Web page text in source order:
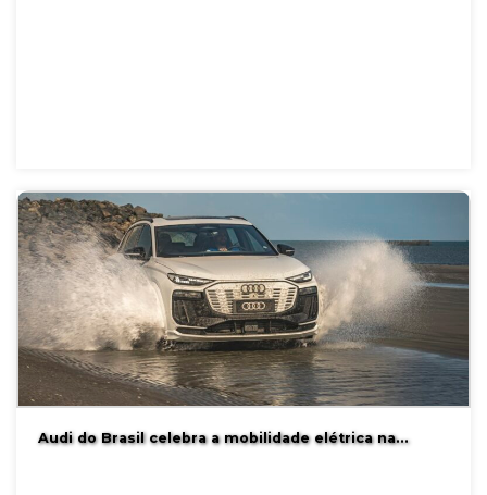
Audi do Brasil celebra a mobilidade elétrica na…